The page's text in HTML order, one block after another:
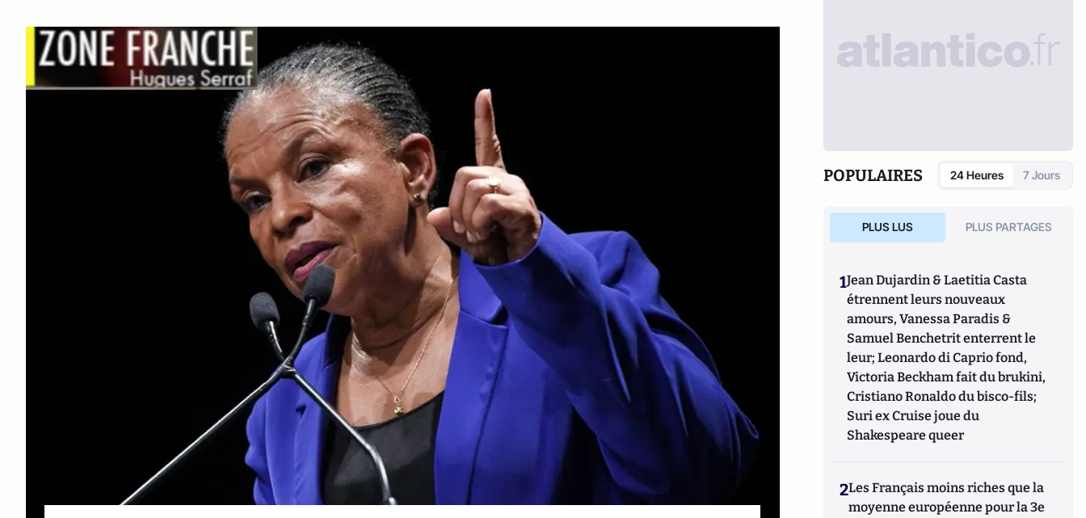
POPULAIRES 24 Heures 7 Jours
PLUS LUS PLUS PARTAGES
1Jean Dujardin & Laetitia Casta
étrennent leurs nouveaux
amours, Vanessa Paradis &
Samuel Benchetrit enterrent le
leur; Leonardo di Caprio fond,
Victoria Beckham fait du brukini,
Cristiano Ronaldo du bisco-fils;
Suri ex Cruise joue du
Shakespeare queer
2Les Français moins riches que la
moyenne européenne pour la 3e